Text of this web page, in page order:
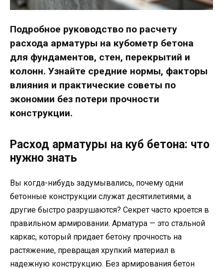
Подробное руководство по расчету
расхода арматуры на кубометр бетона
для фундаментов, стен, перекрытий и
колонн. Узнайте средние нормы, факторы
влияния и практические советы по
экономии без потери прочности
конструкции.
Расход арматуры на куб бетона: что
нужно знать
Вы когда-нибудь задумывались, почему одни
бетонные конструкции служат десятилетиями, а
другие быстро разрушаются? Секрет часто кроется в
правильном армировании. Арматура — это стальной
каркас, который придает бетону прочность на
растяжение, превращая хрупкий материал в
надежную конструкцию. Без армирования бетон